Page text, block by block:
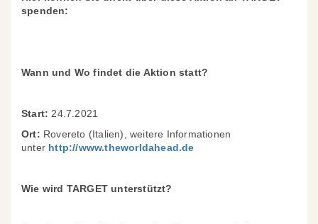
spenden:
Wann und Wo findet die Aktion statt?
Start: 24.7.2021
Ort: Rovereto (Italien), weitere Informationen
unter http://www.theworldahead.de
Wie wird TARGET unterstützt?